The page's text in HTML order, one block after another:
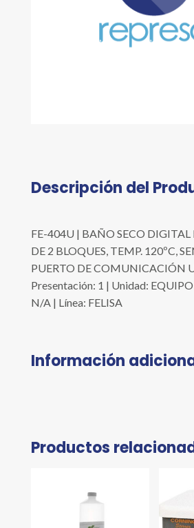
Descripción del
FE-404U | BAÑO SECO
DE 2 BLOQUES, TEMP. 120ºC,
PUERTO DE COMUNICACIÓN
Presentación: 1 | Unidad:
N/A | Línea: FELISA
Información
Productos